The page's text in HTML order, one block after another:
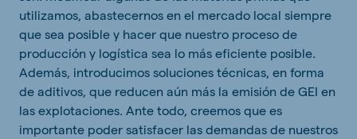
utilizamos, abastecernos en el mercado local siempre
que sea posible y hacer que nuestro proceso de
producción y logística sea lo más eficiente posible.
Además, introducimos soluciones técnicas, en forma
de aditivos, que reducen aún más la emisión de GEI en
las explotaciones. Ante todo, creemos que es
importante poder satisfacer las demandas de nuestros